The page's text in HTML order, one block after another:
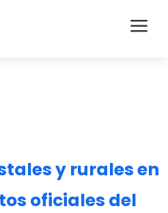
a
y rurales en
oficiales del